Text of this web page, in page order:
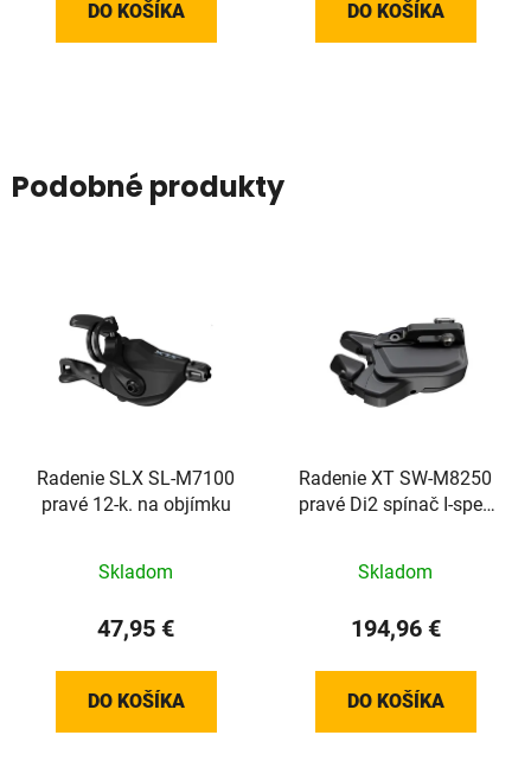
DO KOŠÍKA DO KOŠÍKA
Podobné produkty
Radenie SLX SL-M7100
pravé 12-k. na objímku
Skladom
47,95 €
DO KOŠÍKA
Radenie XT SW-M8250
pravé Di2 spínač I-spec
Skladom
194,96 €
DO KOŠÍKA